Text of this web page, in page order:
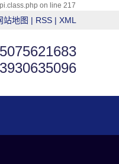
on line 217
站地图 | RSS | XML